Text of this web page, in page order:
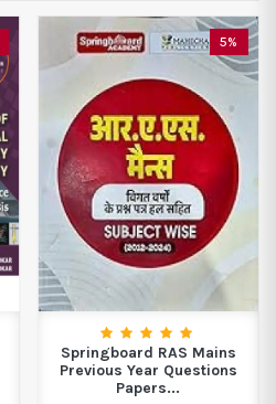
5%
Springboard RAS Mains
Previous Year Questions
Papers...